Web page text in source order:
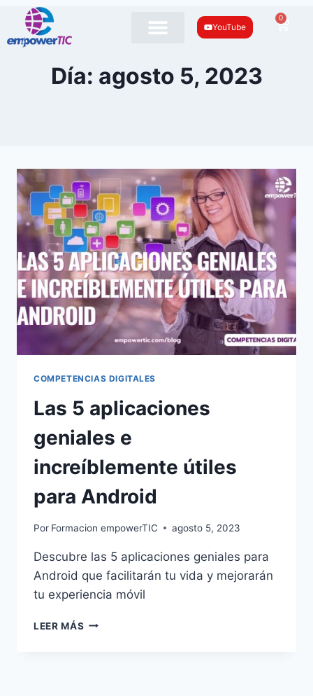
YouTube
0
Día: agosto 5, 2023
COMPETENCIAS DIGITALES
Las 5 aplicaciones
geniales e
increíblemente útiles
para Android
Por Formacion empowerTIC agosto 5, 2023
Descubre las 5 aplicaciones geniales para
Android que facilitarán tu vida y mejorarán
tu experiencia móvil
LEER MÁS